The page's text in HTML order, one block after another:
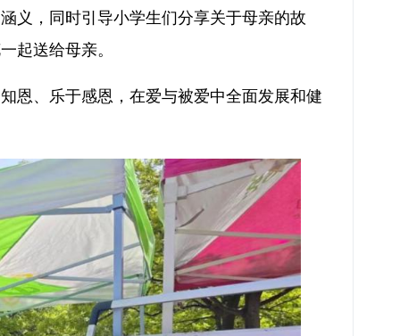
义，同时引导小学生们分享关于母亲的故
起送给母亲。
恩、乐于感恩，在爱与被爱中全面发展和健